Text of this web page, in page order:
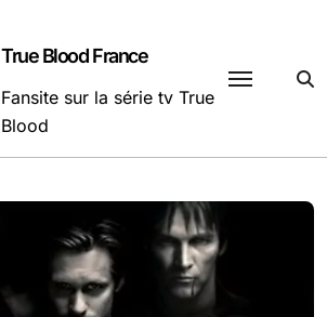
True Blood France
Fansite sur la série tv True
Blood